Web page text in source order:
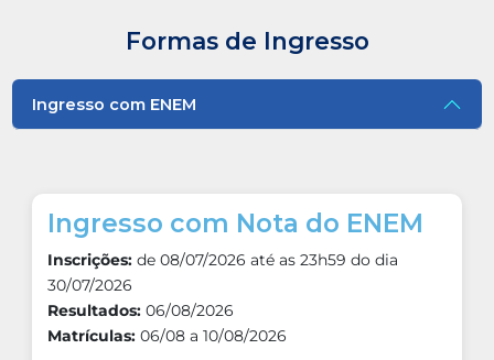
Formas de Ingresso
Ingresso com ENEM
Ingresso com Nota do ENEM
Inscrições: de 08/07/2026 até as 23h59 do dia
30/07/2026
Resultados: 06/08/2026
Matrículas: 06/08 a 10/08/2026